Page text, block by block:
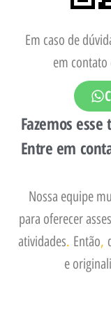
Em caso de
em
Fazemos
Entre em
Nossa equipe
para oferecer
atividades. Então,
e